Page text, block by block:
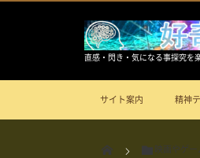
直感・閃き・気になる事探究を
サイト案内 精神
映画やゲ